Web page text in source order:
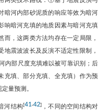
暗河内部砂泥质的响应等效为暗河
暗河充填的地质因素与暗河充填
，这两类方法均存在一定局限，
震波波长及反演不适定性限制，
内部尺度充填难以被可靠识别；后
充填、部分充填、全充填）作为预
量预测。
河结构[41-42] ，不同的空间结构对